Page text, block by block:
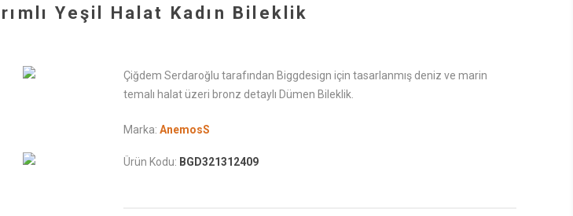
Yeşil Halat Kadın Bileklik
Çiğdem Serdaroğlu tarafından Biggdesign için tasarlanmış deniz ve marin
temalı halat üzeri bronz detaylı Dümen Bileklik.
Marka: AnemosS
Ürün Kodu: BGD321312409